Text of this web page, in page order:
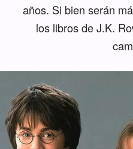
años. Si bien serán
los libros de J.K.